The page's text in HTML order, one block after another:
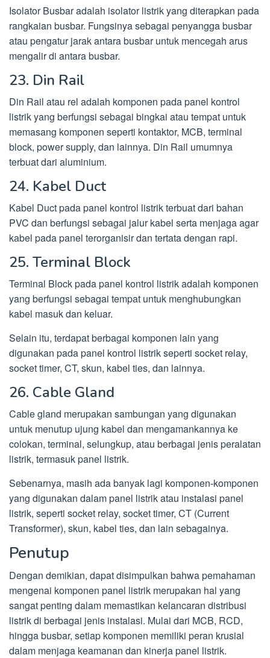
Isolator Busbar adalah isolator listrik yang diterapkan pada
rangkaian busbar. Fungsinya sebagai penyangga busbar
atau pengatur jarak antara busbar untuk mencegah arus
mengalir di antara busbar.
23. Din Rail
Din Rail atau rel adalah komponen pada panel kontrol
listrik yang berfungsi sebagai bingkai atau tempat untuk
memasang komponen seperti kontaktor, MCB, terminal
block, power supply, dan lainnya. Din Rail umumnya
terbuat dari aluminium.
24. Kabel Duct
Kabel Duct pada panel kontrol listrik terbuat dari bahan
PVC dan berfungsi sebagai jalur kabel serta menjaga agar
kabel pada panel terorganisir dan tertata dengan rapi.
25. Terminal Block
Terminal Block pada panel kontrol listrik adalah komponen
yang berfungsi sebagai tempat untuk menghubungkan
kabel masuk dan keluar.
Selain itu, terdapat berbagai komponen lain yang
digunakan pada panel kontrol listrik seperti socket relay,
socket timer, CT, skun, kabel ties, dan lainnya.
26. Cable Gland
Cable gland merupakan sambungan yang digunakan
untuk menutup ujung kabel dan mengamankannya ke
colokan, terminal, selungkup, atau berbagai jenis peralatan
listrik, termasuk panel listrik.
Sebenarnya, masih ada banyak lagi komponen-komponen
yang digunakan dalam panel listrik atau instalasi panel
listrik, seperti socket relay, socket timer, CT (Current
Transformer), skun, kabel ties, dan lain sebagainya.
Penutup
Dengan demikian, dapat disimpulkan bahwa pemahaman
mengenai komponen panel listrik merupakan hal yang
sangat penting dalam memastikan kelancaran distribusi
listrik di berbagai jenis instalasi. Mulai dari MCB, RCD,
hingga busbar, setiap komponen memiliki peran krusial
dalam menjaga keamanan dan kinerja panel listrik.